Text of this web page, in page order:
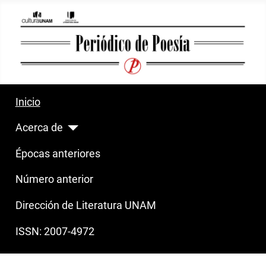
Inicio
Acerca de
Épocas anteriores
Número anterior
Dirección de Literatura UNAM
ISSN: 2007-4972